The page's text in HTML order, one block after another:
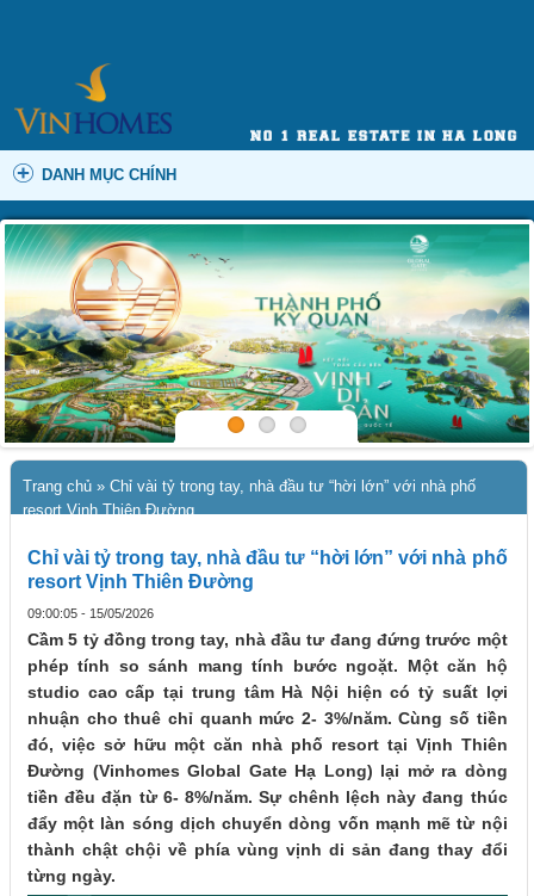
DANH MỤC CHÍNH
Trang chủ » Chỉ vài tỷ trong tay, nhà đầu tư “hời lớn” với nhà phố
resort Vịnh Thiên Đường
Chỉ vài tỷ trong tay, nhà đầu tư “hời lớn” với nhà phố
resort Vịnh Thiên Đường
09:00:05 - 15/05/2026
Cầm 5 tỷ đồng trong tay, nhà đầu tư đang đứng trước một
phép tính so sánh mang tính bước ngoặt. Một căn hộ
studio cao cấp tại trung tâm Hà Nội hiện có tỷ suất lợi
nhuận cho thuê chỉ quanh mức 2- 3%/năm. Cùng số tiền
đó, việc sở hữu một căn nhà phố resort tại Vịnh Thiên
Đường (Vinhomes Global Gate Hạ Long) lại mở ra dòng
tiền đều đặn từ 6- 8%/năm. Sự chênh lệch này đang thúc
đẩy một làn sóng dịch chuyển dòng vốn mạnh mẽ từ nội
thành chật chội về phía vùng vịnh di sản đang thay đổi
từng ngày.